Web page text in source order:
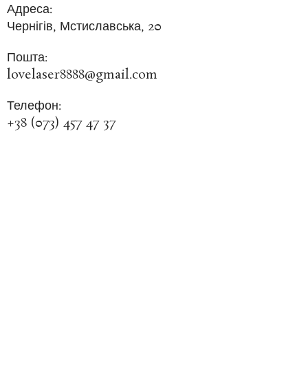
Адреса:
Чернігів, Мстиславська, 20
Пошта:
lovelaser8888@gmail.com
Телефон:
+38 (073) 457 47 37